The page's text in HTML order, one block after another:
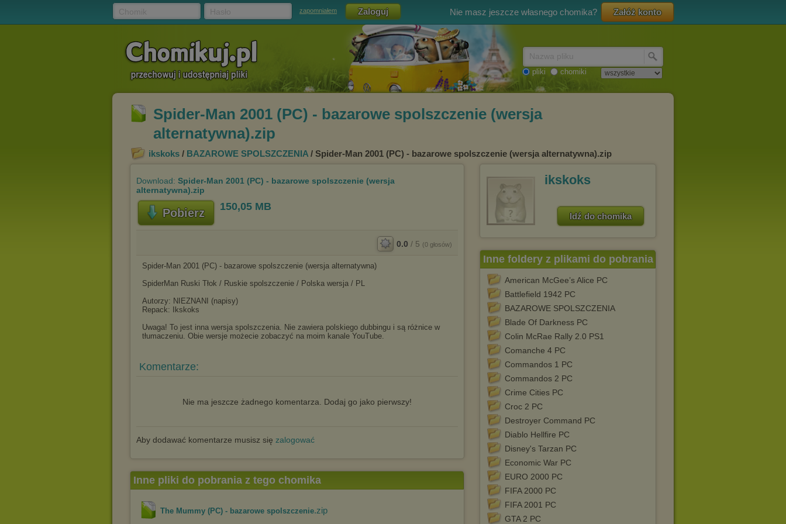
zapomniałem Nie masz jeszcze własnego chomika? Załóż konto
pliki chomiki
Spider-Man 2001 (PC) - bazarowe spolszczenie (wersja
alternatywna).zip
ikskoks / BAZAROWE SPOLSZCZENIA / Spider-Man 2001 (PC) - bazarowe spolszczenie (wersja alternatywna).zip
Download: Spider-Man 2001 (PC) - bazarowe spolszczenie (wersja
alternatywna).zip
Pobierz 150,05 MB
0.0 / 5 (0 głosów)
Spider-Man 2001 (PC) - bazarowe spolszczenie (wersja alternatywna)
SpiderMan Ruski Tłok / Ruskie spolszczenie / Polska wersja / PL
Autorzy: NIEZNANI (napisy)
Repack: Ikskoks
Uwaga! To jest inna wersja spolszczenia. Nie zawiera polskiego dubbingu i są różnice w
tłumaczeniu. Obie wersje możecie zobaczyć na moim kanale YouTube.
Komentarze:
Nie ma jeszcze żadnego komentarza. Dodaj go jako pierwszy!
Aby dodawać komentarze musisz się zalogować
ikskoks
Idź do chomika
Inne foldery z plikami do pobrania
American McGee’s Alice PC
Battlefield 1942 PC
BAZAROWE SPOLSZCZENIA
Blade Of Darkness PC
Colin McRae Rally 2.0 PS1
Comanche 4 PC
Commandos 1 PC
Commandos 2 PC
Crime Cities PC
Croc 2 PC
Destroyer Command PC
Diablo Hellfire PC
Disney's Tarzan PC
Economic War PC
EURO 2000 PC
FIFA 2000 PC
FIFA 2001 PC
GTA 2 PC
Inne pliki do pobrania z tego chomika
The Mummy (PC) - bazarowe spolszczenie.zip